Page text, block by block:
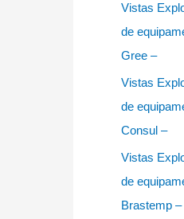
Vistas
de
Gree –
Vistas
de
Consul –
Vistas
de
Brastemp –